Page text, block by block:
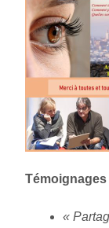
Témoignages
«